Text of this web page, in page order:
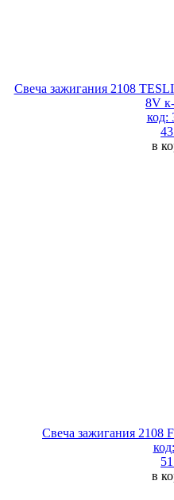
Свеча зажигания 2108
8V
код:
в
Свеча зажигания 2108
в